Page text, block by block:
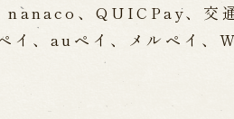
、QUICPay、交
、auペイ、メルペイ、